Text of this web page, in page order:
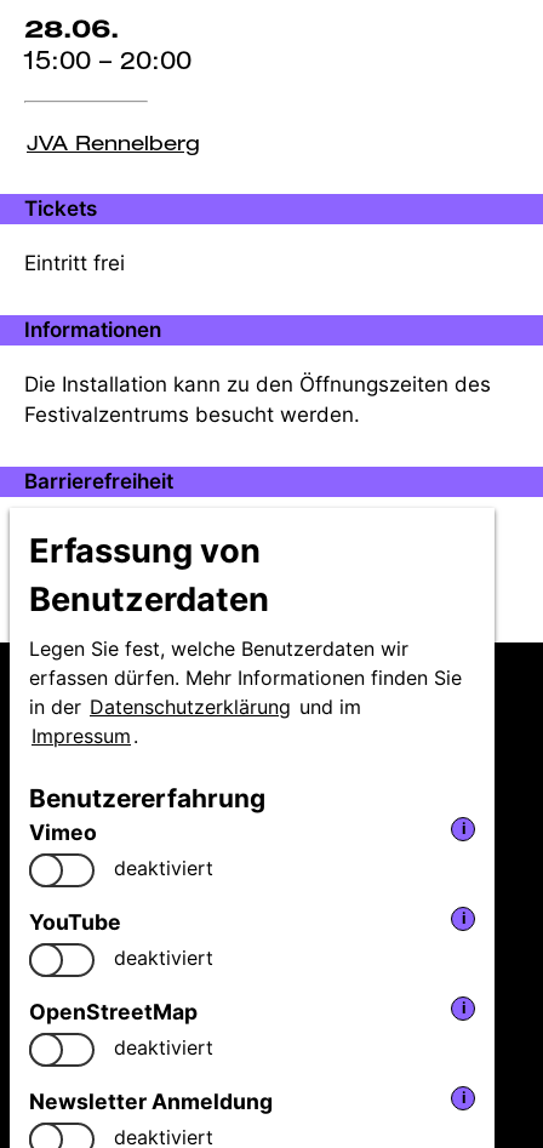
Erfassung von
Benutzerdaten
Legen Sie fest, welche Benutzerdaten wir
erfassen dürfen. Mehr Informationen finden Sie
in der Datenschutzerklärung und im
Impressum .
Benutzererfahrung
Vimeo i
deaktiviert
YouTube i
deaktiviert
OpenStreetMap i
deaktiviert
Newsletter Anmeldung i
deaktiviert
28.06.
15:00 – 20:00
JVA Rennelberg
Tickets
Eintritt frei
Informationen
Die Installation kann zu den Öffnungszeiten des
Festivalzentrums besucht werden.
Barrierefreiheit
Infos zur Barrierefreiheit unter dem folgenden
Link: Barrierefreiheit
Staatstheater Hannover
GmbH
Festival Theaterformen
Ballhofplatz 5
30159 Hannover
Fon+49 511 9999 2500
welcome@theaterformen.de
FacebookVimeo Instagram
News
Programm 2026